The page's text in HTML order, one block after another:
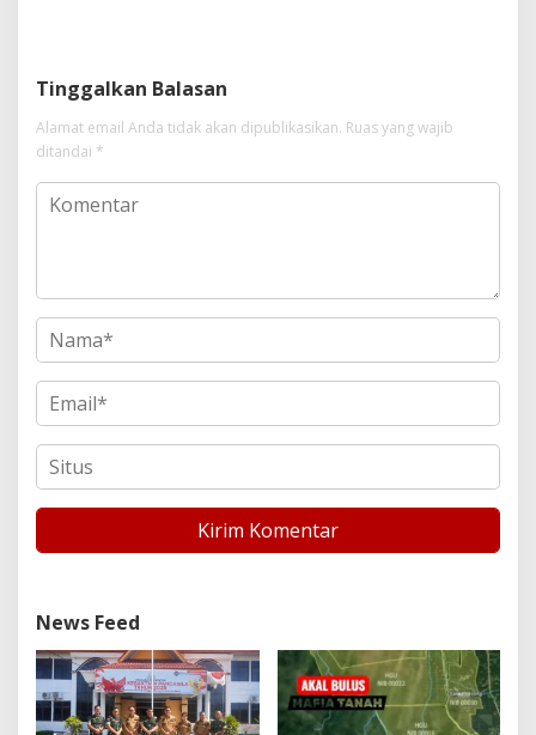
Tinggalkan Balasan
Alamat email Anda tidak akan dipublikasikan. Ruas yang wajib
ditandai *
News Feed